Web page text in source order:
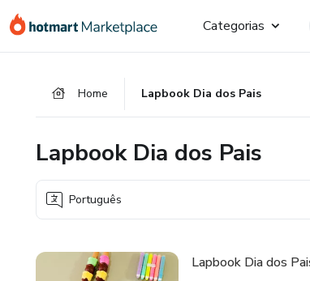
para
para
para
Categorias
Home Lapbook Dia dos Pais
Lapbook Dia dos Pais
Português
Lapbook Dia dos